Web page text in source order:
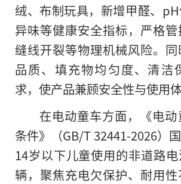
绒、布制玩具，新增甲醛、pH
异味等健康安全指标，严格管
缝线开裂等物理机械风险。
品质、填充物均匀度、清洁
求，使产品兼顾安全性与使用体
在电动童车方面，《电
条件》（GB/T 32441-2026）
14岁以下儿童使用的非道路
辆，聚焦充电欠保护、耐用性